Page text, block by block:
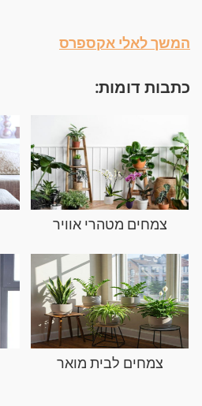
המשך לאלי אקספרס
כתבות דומות:
צמחים מטהרי אוויר
צמחים לבית מואר